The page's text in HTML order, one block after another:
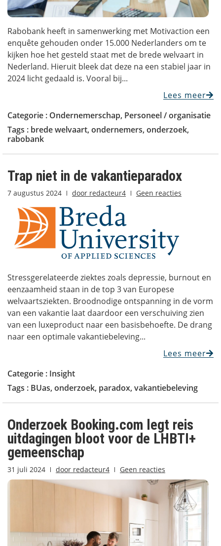
Rabobank heeft in samenwerking met Motivaction een
enquête gehouden onder 15.000 Nederlanders om te
kijken hoe het gesteld staat met de brede welvaart in
Nederland. Hieruit bleek dat deze na een stabiel jaar in
2024 licht gedaald is. Vooral bij...
Lees meer
Categorie : Ondernemerschap, Personeel / organisatie
Tags : brede welvaart, ondernemers, onderzoek,
rabobank
Trap niet in de vakantieparadox
7 augustus 2024 door redacteur4 Geen reacties
Stressgerelateerde ziektes zoals depressie, burnout en
eenzaamheid staan in de top 3 van Europese
welvaartsziekten. Broodnodige ontspanning in de vorm
van een vakantie laat daardoor een verschuiving zien
van een luxeproduct naar een basisbehoefte. De drang
naar een optimale vakantiebeleving...
Lees meer
Categorie : Insight
Tags : BUas, onderzoek, paradox, vakantiebeleving
Onderzoek Booking.com legt reis
uitdagingen bloot voor de LHBTI+
gemeenschap
31 juli 2024 door redacteur4 Geen reacties